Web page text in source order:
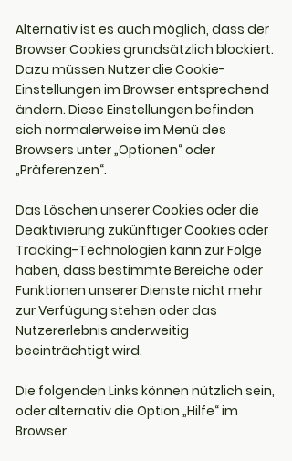
Alternativ ist es auch möglich, dass der
Browser Cookies grundsätzlich blockiert.
Dazu müssen Nutzer die Cookie-
Einstellungen im Browser entsprechend
ändern. Diese Einstellungen befinden
sich normalerweise im Menü des
Browsers unter „Optionen“ oder
„Präferenzen“.
Das Löschen unserer Cookies oder die
Deaktivierung zukünftiger Cookies oder
Tracking-Technologien kann zur Folge
haben, dass bestimmte Bereiche oder
Funktionen unserer Dienste nicht mehr
zur Verfügung stehen oder das
Nutzererlebnis anderweitig
beeinträchtigt wird.
Die folgenden Links können nützlich sein,
oder alternativ die Option „Hilfe“ im
Browser.